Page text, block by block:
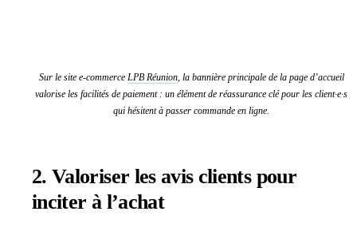
Sur le site e-commerce LPB Réunion, la bannière principale de la page d’accueil
valorise les facilités de paiement : un élément de réassurance clé pour les client·e·s
qui hésitent à passer commande en ligne.
2.Valoriser les avis clients pour
inciter à l’achat